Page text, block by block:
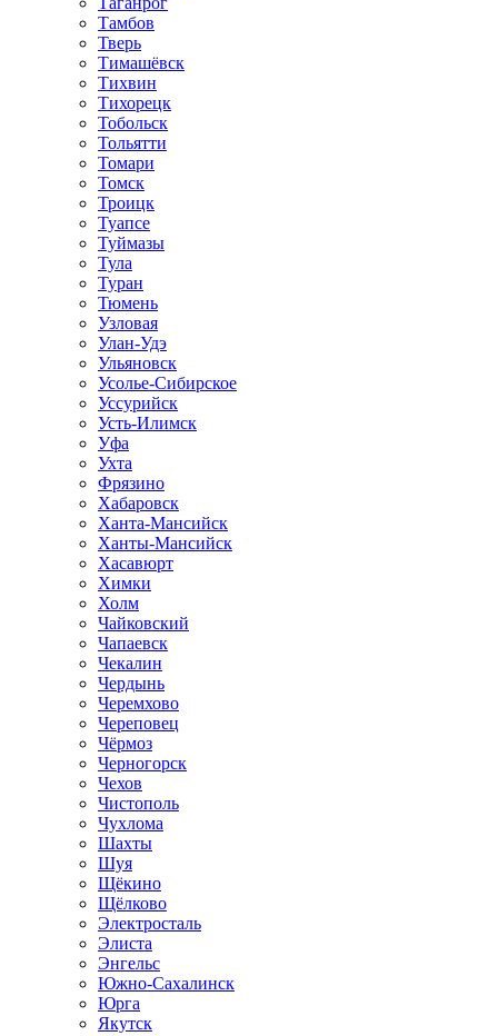
Тамбов
Тверь
Тимашёвск
Тихвин
Тихорецк
Тобольск
Тольятти
Томари
Томск
Троицк
Туапсе
Туймазы
Тула
Туран
Тюмень
Узловая
Улан-Удэ
Ульяновск
Усолье-Сибирское
Уссурийск
Усть-Илимск
Уфа
Ухта
Фрязино
Хабаровск
Ханта-Мансийск
Ханты-Мансийск
Хасавюрт
Химки
Холм
Чайковский
Чапаевск
Чекалин
Чердынь
Черемхово
Череповец
Чёрмоз
Черногорск
Чехов
Чистополь
Чухлома
Шахты
Шуя
Щёкино
Щёлково
Электросталь
Элиста
Энгельс
Южно-Сахалинск
Юрга
Якутск